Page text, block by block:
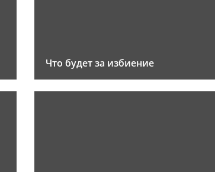
Что будет за избиение